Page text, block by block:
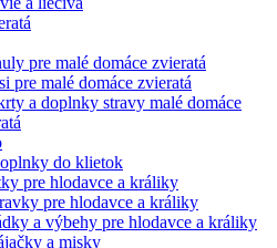
pre malé domáce zvieratá
pre malé domáce zvieratá
a doplnky stravy malé domáce
do klietok
pre hlodavce a králiky
pre hlodavce a králiky
a výbehy pre hlodavce a králiky
a misky